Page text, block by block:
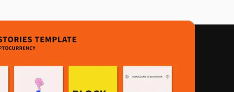
Produtos Começar Empresa